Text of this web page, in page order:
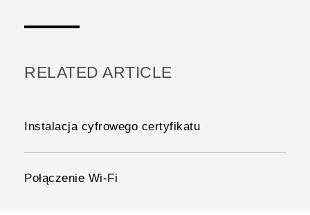
RELATED ARTICLE
Instalacja cyfrowego certyfikatu
Połączenie Wi‍-Fi